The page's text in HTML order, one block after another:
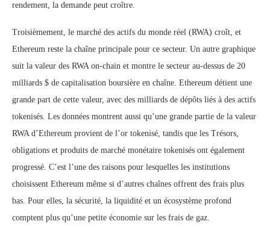
rendement, la demande peut croître.
Troisièmement, le marché des actifs du monde réel (RWA) croît, et
Ethereum reste la chaîne principale pour ce secteur. Un autre graphique
suit la valeur des RWA on-chain et montre le secteur au-dessus de 20
milliards $ de capitalisation boursière en chaîne. Ethereum détient une
grande part de cette valeur, avec des milliards de dépôts liés à des actifs
tokenisés. Les données montrent aussi qu’une grande partie de la valeur
RWA d’Ethereum provient de l’or tokenisé, tandis que les Trésors,
obligations et produits de marché monétaire tokenisés ont également
progressé. C’est l’une des raisons pour lesquelles les institutions
choisissent Ethereum même si d’autres chaînes offrent des frais plus
bas. Pour elles, la sécurité, la liquidité et un écosystème profond
comptent plus qu’une petite économie sur les frais de gaz.